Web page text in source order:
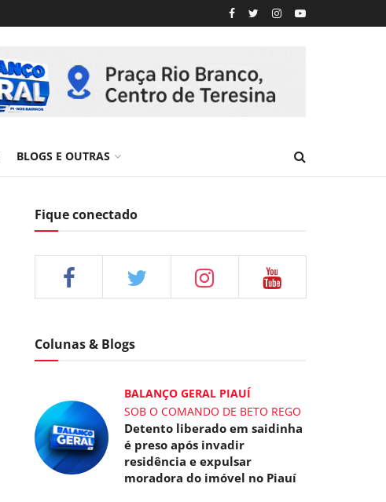
BLOGS E OUTRAS
Fique conectado
Colunas & Blogs
BALANÇO GERAL PIAUÍ
SOB O COMANDO DE BETO REGO
Detento liberado em saidinha
é preso após invadir
residência e expulsar
moradora do imóvel no Piauí